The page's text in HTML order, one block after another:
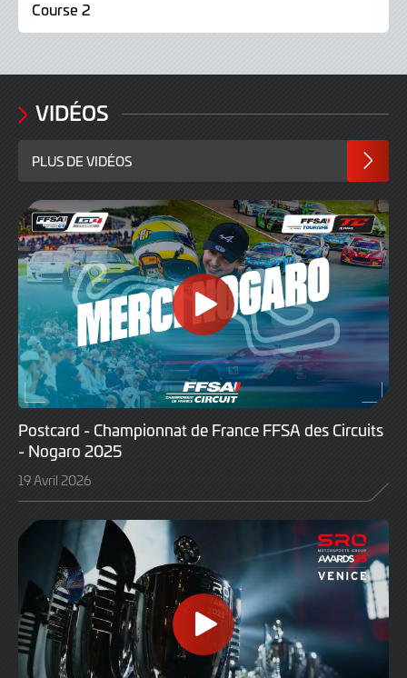
Course 2
VIDÉOS
PLUS DE VIDÉOS
Postcard - Championnat de France FFSA des Circuits
- Nogaro 2025
19 Avril 2026